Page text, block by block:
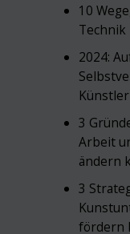
10
2024:
Künstler
3
Arbeit
ändern
3
fördern